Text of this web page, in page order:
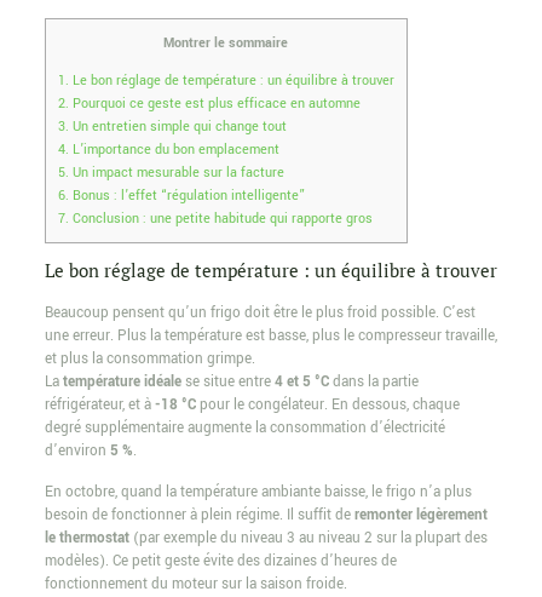
Montrer le sommaire
1. Le bon réglage de température : un équilibre à trouver
2. Pourquoi ce geste est plus efficace en automne
3. Un entretien simple qui change tout
4. L’importance du bon emplacement
5. Un impact mesurable sur la facture
6. Bonus : l’effet “régulation intelligente”
7. Conclusion : une petite habitude qui rapporte gros
Le bon réglage de température : un équilibre à trouver
Beaucoup pensent qu’un frigo doit être le plus froid possible. C’est
une erreur. Plus la température est basse, plus le compresseur travaille,
et plus la consommation grimpe.
Latempérature idéalese situe entre4 et 5 °Cdans la partie
réfrigérateur, et à-18 °Cpour le congélateur. En dessous, chaque
degré supplémentaire augmente la consommation d’électricité
d’environ 5 %.
En octobre, quand la température ambiante baisse, le frigo n’a plus
besoin de fonctionner à plein régime. Il suffit deremonter légèrement
le thermostat(par exemple du niveau 3 au niveau 2 sur la plupart des
modèles). Ce petit geste évite des dizaines d’heures de
fonctionnement du moteur sur la saison froide.